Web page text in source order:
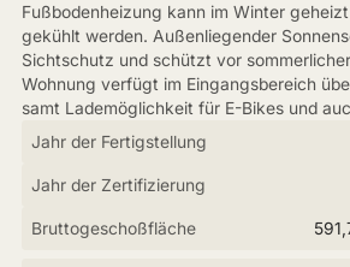
Fußbodenheizung kann im Winter
gekühlt werden. Außenliegender
Sichtschutz und schützt vor
Wohnung verfügt im Eingangsbereich
samt Lademöglichkeit für E-Bikes und
Jahr der Fertigstellung
Jahr der Zertifizierung
Bruttogeschoßfläche